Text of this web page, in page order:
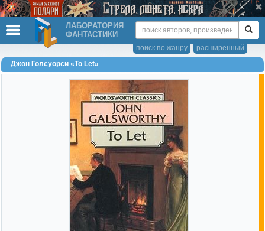
ЛАБОРАТОРИЯ
ФАНТАСТИКИ
расширенный
поиск по жанру
Джон Голсуорси «To Let»